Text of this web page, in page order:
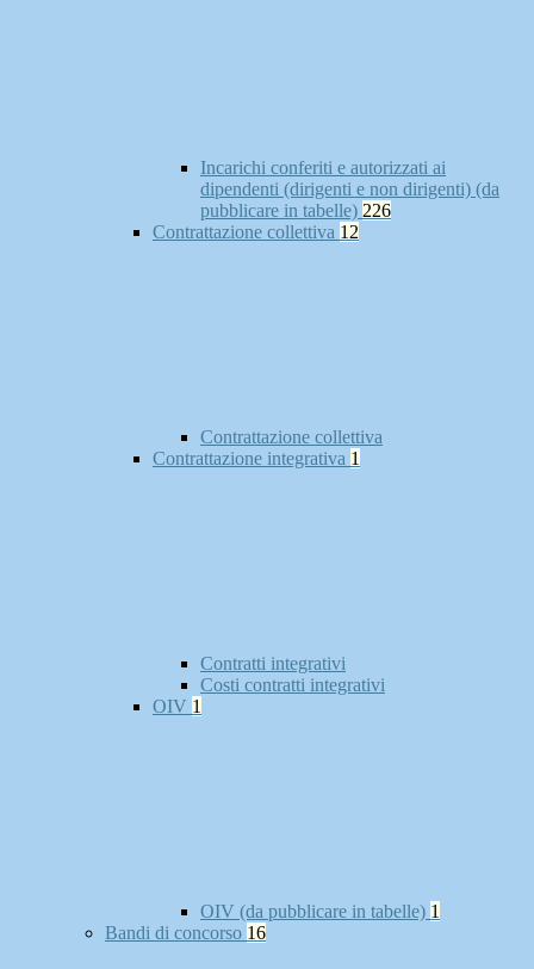
Incarichi conferiti e autorizzati ai
dipendenti (dirigenti e non dirigenti) (da
pubblicare in tabelle) 226
Contrattazione collettiva 12
Contrattazione collettiva
Contrattazione integrativa 1
Contratti integrativi
Costi contratti integrativi
OIV 1
OIV (da pubblicare in tabelle) 1
Bandi di concorso 16